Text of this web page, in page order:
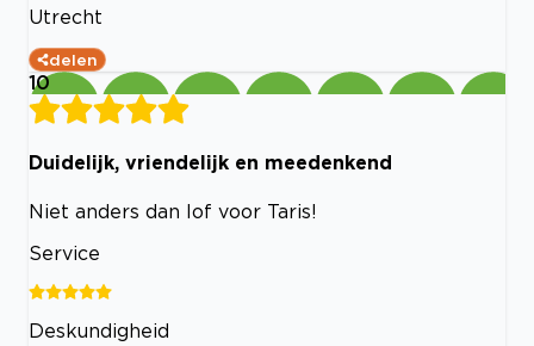
Utrecht
delen
10
Duidelijk, vriendelijk en meedenkend
Niet anders dan lof voor Taris!
Service
Deskundigheid